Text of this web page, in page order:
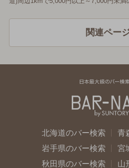
関連ペー
北海道のバー検索
青
岩手県のバー検索
宮
秋田県のバー検索
山